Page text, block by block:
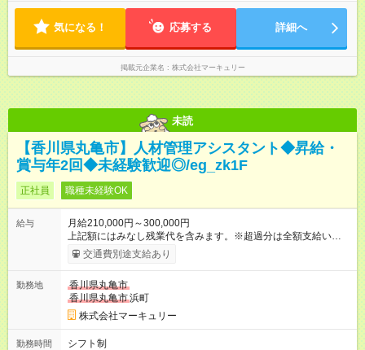
気になる！ 応募する 詳細へ
掲載元企業名 株式会社マーキュリー
未読
【香川県丸亀市】人材管理アシスタント◆昇給・
賞与年2回◆未経験歓迎◎/eg_zk1F
正社員 職種未経験OK
給与
月給210,000円～300,000円
上記額にはみなし残業代を含みます。※超過分は全額支給いたし
ます。 みなし残業代 14,616円／月 みなし残業時間 10時間／月
※能力やスキルを考慮の上、当社規程により決定します。 ーー
に1回の「年次昇給」があり、仕事での成果にあわせて昇給しま
す。特に頑張っている人は、上長の裁量でさらにプラスの昇給
となることも。努力や成長が収入につながる環境です。 【試用
期間】試用期間あり 試用期間の長さ：3ヶ月 雇用形態、給与は
本採用時と同じです。
交通費別途支給あり
勤務地
香川県丸亀市
香川県丸亀市浜町
株式会社マーキュリー
勤務時間
シフト制